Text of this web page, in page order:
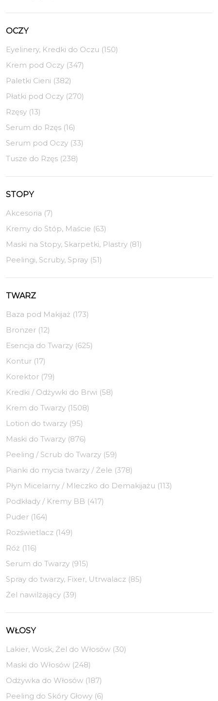
OCZY
Eyelinery, Kredki do Oczu (150)
Krem pod Oczy (347)
Paletki Cieni (382)
Płatki pod Oczy (270)
Rzęsy (13)
Serum do Rzęs (16)
Serum pod Oczy (33)
Tusze do Rzęs (238)
STOPY
Akcesoria (7)
Kremy do Stóp, Maście (63)
Maski na Stopy, Skarpetki, Plastry (81)
Peelingi, Scruby, Spray (51)
TWARZ
Baza pod Makijaż (173)
Bronzer (12)
Esencja do Twarzy (625)
Kontur (17)
Korektor (79)
Kredki / Odżywki do Brwi (58)
Krem do Twarzy (1508)
Lotion do twarzy (95)
Maski do Twarzy (876)
Peeling / Scrub do Twarzy (59)
Pianki do mycia twarzy / Żele (378)
Płyn Micelarny / Mleczko do Demakijażu (113)
Podkłady / Kremy BB (417)
Puder (164)
Rozświetlacz (149)
Róż (116)
Serum do Twarzy (915)
Spray do twarzy, Fixer, Utrwalacz (85)
Żel nawilżający (39)
WŁOSY
Lakier, Wosk, Żel do Włosów (30)
Maski do Włosów (248)
Odżywka do Włosów (187)
Peeling do Skóry Głowy (6)